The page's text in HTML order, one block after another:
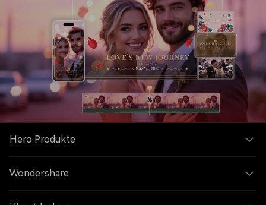
Hero Produkte
Wondershare